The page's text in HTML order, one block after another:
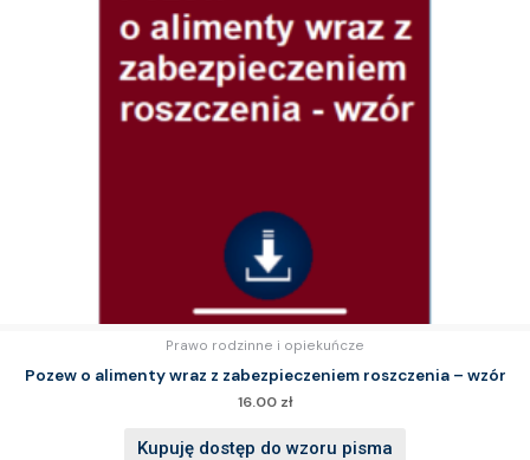
Prawo rodzinne i opiekuńcze
Pozew o alimenty wraz z zabezpieczeniem roszczenia – wzór
16.00 zł
Kupuję dostęp do wzoru pisma